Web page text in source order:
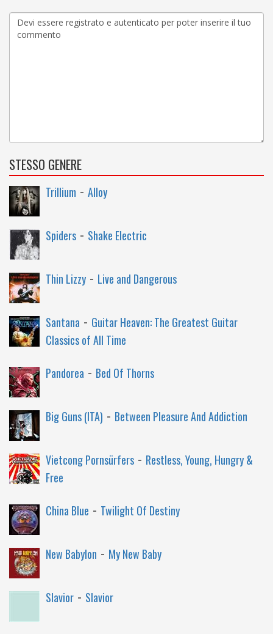
STESSO GENERE
Trillium - Alloy
Spiders - Shake Electric
Thin Lizzy - Live and Dangerous
Santana - Guitar Heaven: The Greatest Guitar
Classics of All Time
Pandorea - Bed Of Thorns
Big Guns (ITA) - Between Pleasure And Addiction
Vietcong Pornsürfers - Restless, Young, Hungry &
Free
China Blue - Twilight Of Destiny
New Babylon - My New Baby
Slavior - Slavior